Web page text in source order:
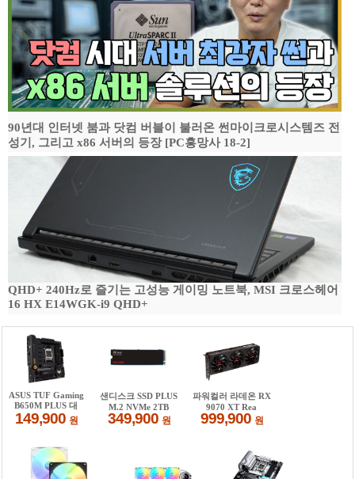
90년대 인터넷 붐과 닷컴 버블이 불러온 썬마이크로시스템즈 전
성기, 그리고 x86 서버의 등장 [PC흥망사 18-2]
QHD+ 240Hz로 즐기는 고성능 게이밍 노트북, MSI 크로스헤어
16 HX E14WGK-i9 QHD+